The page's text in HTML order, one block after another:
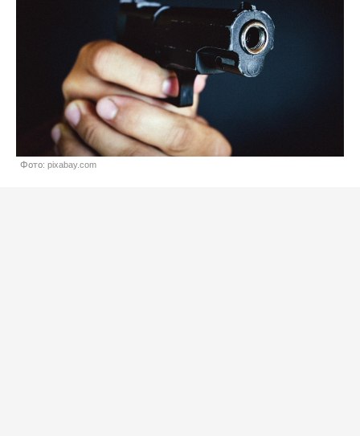
Фото: pixabay.com